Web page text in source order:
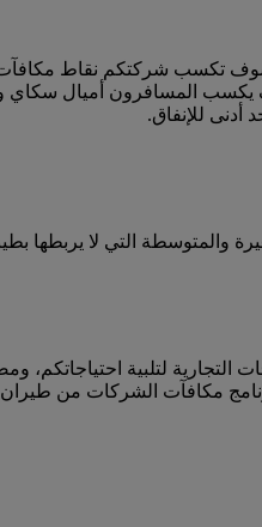
سوف تكسب شركتكم نقاط
يكسب المسافرون أميال سكاي
أدنى للإنفاق.
التي لا يربطها
لتلبية احتياجاتكم،
مكافآت الشركات من طيران